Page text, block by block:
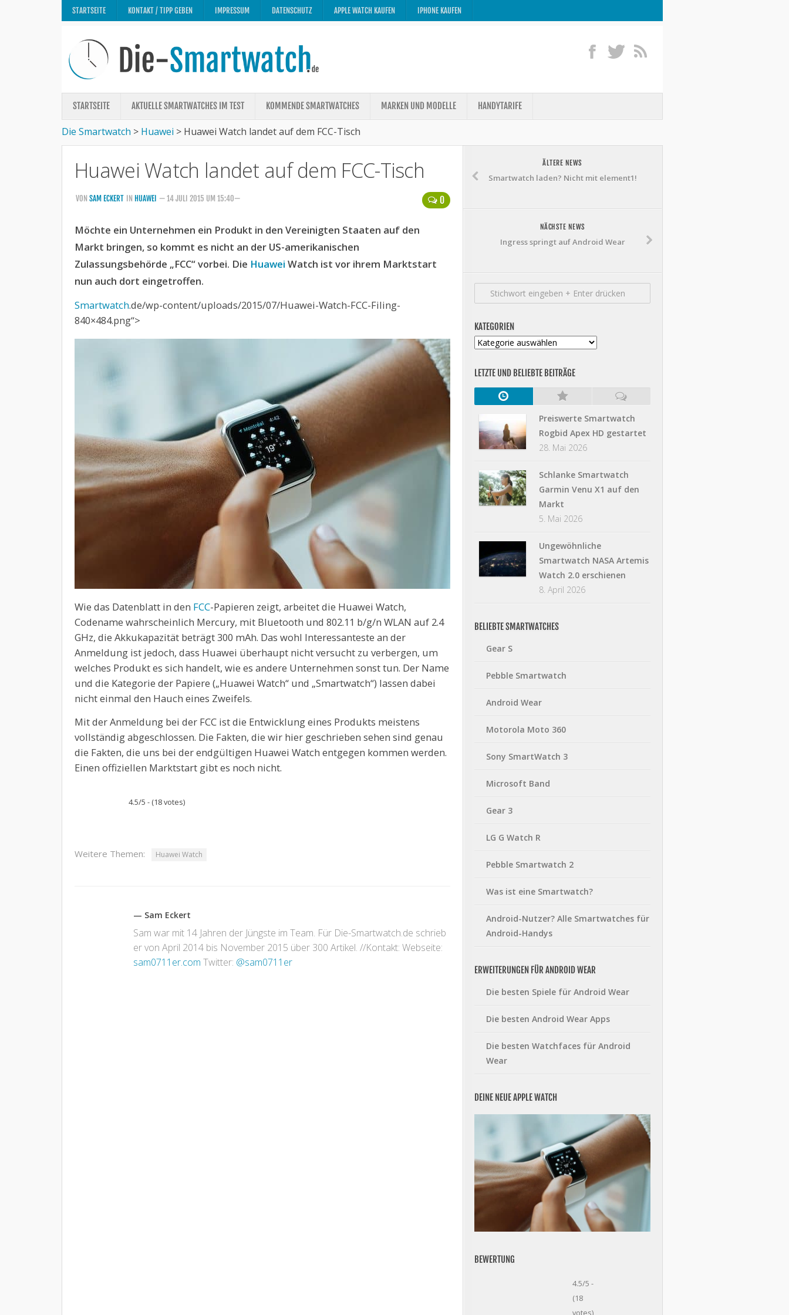
STARTSEITE KONTAKT / TIPP GEBEN IMPRESSUM DATENSCHUTZ APPLE WATCH KAUFEN IPHONE KAUFEN
STARTSEITE AKTUELLE SMARTWATCHES IM TEST KOMMENDE SMARTWATCHES MARKEN UND MODELLE HANDYTARIFE
Die Smartwatch > Huawei > Huawei Watch landet auf dem FCC-Tisch
Huawei Watch landet auf dem FCC-Tisch
0
VON SAM ECKERT IN HUAWEI — 14 JULI 2015 UM 15:40—
Möchte ein Unternehmen ein Produkt in den Vereinigten Staaten auf den
Markt bringen, so kommt es nicht an der US-amerikanischen
Zulassungsbehörde „FCC“ vorbei. Die Huawei Watch ist vor ihrem Marktstart
nun auch dort eingetroffen.
Smartwatch.de/wp-content/uploads/2015/07/Huawei-Watch-FCC-Filing-
840×484.png“>
Wie das Datenblatt in den FCC-Papieren zeigt, arbeitet die Huawei Watch,
Codename wahrscheinlich Mercury, mit Bluetooth und 802.11 b/g/n WLAN auf 2.4
GHz, die Akkukapazität beträgt 300 mAh. Das wohl Interessanteste an der
Anmeldung ist jedoch, dass Huawei überhaupt nicht versucht zu verbergen, um
welches Produkt es sich handelt, wie es andere Unternehmen sonst tun. Der Name
und die Kategorie der Papiere („Huawei Watch“ und „Smartwatch“) lassen dabei
nicht einmal den Hauch eines Zweifels.
Mit der Anmeldung bei der FCC ist die Entwicklung eines Produkts meistens
vollständig abgeschlossen. Die Fakten, die wir hier geschrieben sehen sind genau
die Fakten, die uns bei der endgültigen Huawei Watch entgegen kommen werden.
Einen offiziellen Marktstart gibt es noch nicht.
4.5/5 - (18 votes)
Weitere Themen: Huawei Watch
— Sam Eckert
Sam war mit 14 Jahren der Jüngste im Team. Für Die-Smartwatch.de schrieb
er von April 2014 bis November 2015 über 300 Artikel. //Kontakt: Webseite:
sam0711er.com Twitter: @sam0711er
ÄLTERE NEWS
Smartwatch laden? Nicht mit element1!
NÄCHSTE NEWS
Ingress springt auf Android Wear
KATEGORIEN
Kategorien
LETZTE UND BELIEBTE BEITRÄGE
Preiswerte Smartwatch
Rogbid Apex HD gestartet
28. Mai 2026
Schlanke Smartwatch
Garmin Venu X1 auf den
Markt
5. Mai 2026
Ungewöhnliche
Smartwatch NASA Artemis
Watch 2.0 erschienen
8. April 2026
BELIEBTE SMARTWATCHES
Gear S
Pebble Smartwatch
Android Wear
Motorola Moto 360
Sony SmartWatch 3
Microsoft Band
Gear 3
LG G Watch R
Pebble Smartwatch 2
Was ist eine Smartwatch?
Android-Nutzer? Alle Smartwatches für
Android-Handys
ERWEITERUNGEN FÜR ANDROID WEAR
Die besten Spiele für Android Wear
Die besten Android Wear Apps
Die besten Watchfaces für Android
Wear
DEINE NEUE APPLE WATCH
BEWERTUNG
4.5/5 -
(18
votes)